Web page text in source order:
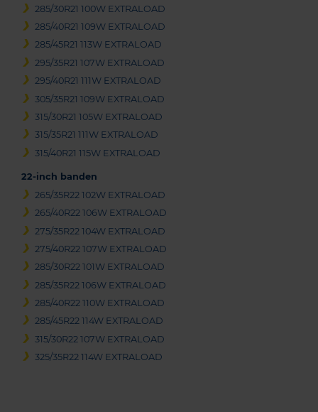
285/30R21 100W EXTRALOAD
285/40R21 109W EXTRALOAD
285/45R21 113W EXTRALOAD
295/35R21 107W EXTRALOAD
295/40R21 111W EXTRALOAD
305/35R21 109W EXTRALOAD
315/30R21 105W EXTRALOAD
315/35R21 111W EXTRALOAD
315/40R21 115W EXTRALOAD
22-inch banden
265/35R22 102W EXTRALOAD
265/40R22 106W EXTRALOAD
275/35R22 104W EXTRALOAD
275/40R22 107W EXTRALOAD
285/30R22 101W EXTRALOAD
285/35R22 106W EXTRALOAD
285/40R22 110W EXTRALOAD
285/45R22 114W EXTRALOAD
315/30R22 107W EXTRALOAD
325/35R22 114W EXTRALOAD